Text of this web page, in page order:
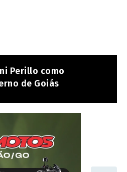
Perillo como
de Goiás